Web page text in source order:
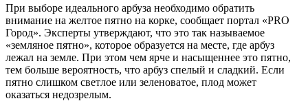
При выборе идеального арбуза необходимо обратить
внимание на желтое пятно на корке, сообщает портал «PRO
Город». Эксперты утверждают, что это так называемое
«земляное пятно», которое образуется на месте, где арбуз
лежал на земле. При этом чем ярче и насыщеннее это пятно,
тем больше вероятность, что арбуз спелый и сладкий. Если
пятно слишком светлое или зеленоватое, плод может
оказаться недозрелым.